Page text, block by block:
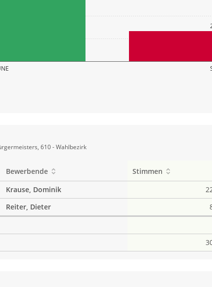
610 - Wahlbezirk
Bewerbende Stimmen
Krause, Dominik
Reiter, Dieter